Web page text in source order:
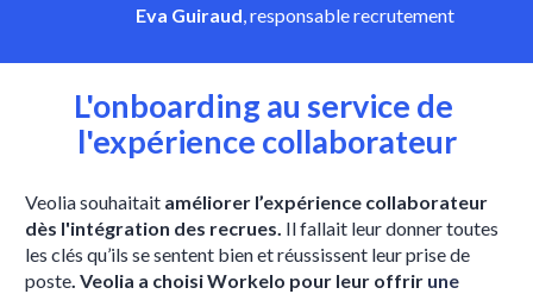
Eva Guiraud, responsable recrutement
L'onboarding au service de
l'expérience collaborateur
Veolia souhaitait améliorer l’expérience collaborateur
dès l'intégration des recrues. Il fallait leur donner toutes
les clés qu’ils se sentent bien et réussissent leur prise de
poste. Veolia a choisi Workelo pour leur offrir une